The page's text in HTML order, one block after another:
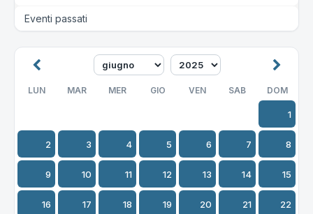
Eventi passati
LUN MAR MER GIO VEN SAB DOM
1
2 3 4 5 6 7 8
9 10 11 12 13 14 15
16 17 18 19 20 21 22